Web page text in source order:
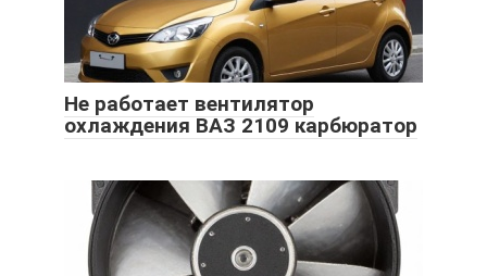
Не работает вентилятор
охлаждения ВАЗ 2109 карбюратор